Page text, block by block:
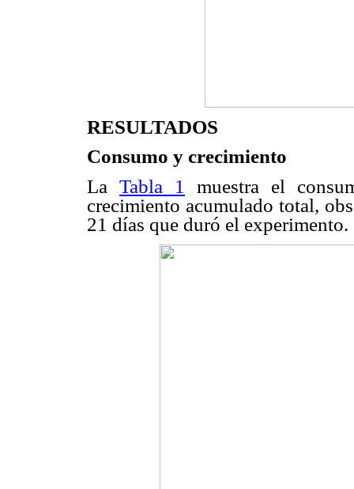
RESULTADOS
Consumo y crecimiento
La Tabla 1
muestra el
crecimiento acumulado total,
21 días que duró el experimento.